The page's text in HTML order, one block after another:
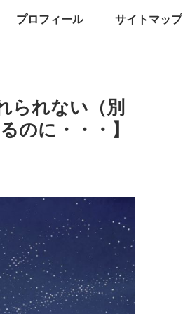
プロフィール サイトマップ
られない（別
のに・・・】